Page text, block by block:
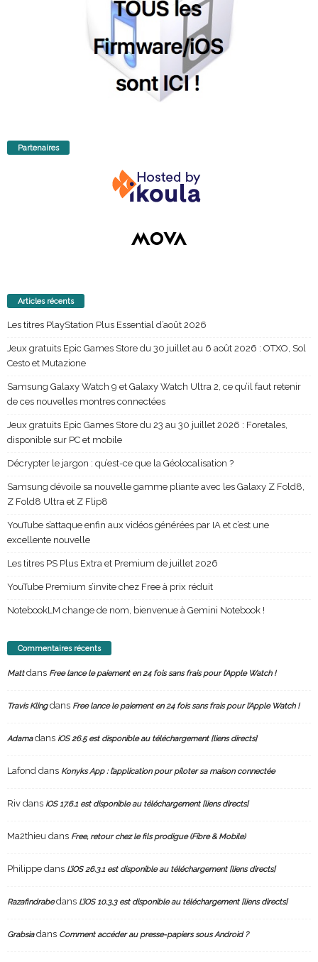
Partenaires
Articles récents
Les titres PlayStation Plus Essential d’août 2026
Jeux gratuits Epic Games Store du 30 juillet au 6 août 2026 : OTXO, Sol
Cesto et Mutazione
Samsung Galaxy Watch 9 et Galaxy Watch Ultra 2, ce qu’il faut retenir
de ces nouvelles montres connectées
Jeux gratuits Epic Games Store du 23 au 30 juillet 2026 : Foretales,
disponible sur PC et mobile
Décrypter le jargon : qu’est-ce que la Géolocalisation ?
Samsung dévoile sa nouvelle gamme pliante avec les Galaxy Z Fold8,
Z Fold8 Ultra et Z Flip8
YouTube s’attaque enfin aux vidéos générées par IA et c’est une
excellente nouvelle
Les titres PS Plus Extra et Premium de juillet 2026
YouTube Premium s’invite chez Free à prix réduit
NotebookLM change de nom, bienvenue à Gemini Notebook !
Commentaires récents
Mattdans Free lance le paiement en 24 fois sans frais pour l’Apple Watch !
Travis Klingdans Free lance le paiement en 24 fois sans frais pour l’Apple Watch !
Adamadans iOS 26.5 est disponible au téléchargement [liens directs]
Lafond dans Konyks App : l’application pour piloter sa maison connectée
Riv dans iOS 17.6.1 est disponible au téléchargement [liens directs]
Ma2thieu dans Free, retour chez le fils prodigue (Fibre & Mobile)
Philippe dans L’iOS 26.3.1 est disponible au téléchargement [liens directs]
Razafindrabedans L’iOS 10.3.3 est disponible au téléchargement [liens directs]
Grabsiadans Comment accéder au presse-papiers sous Android ?